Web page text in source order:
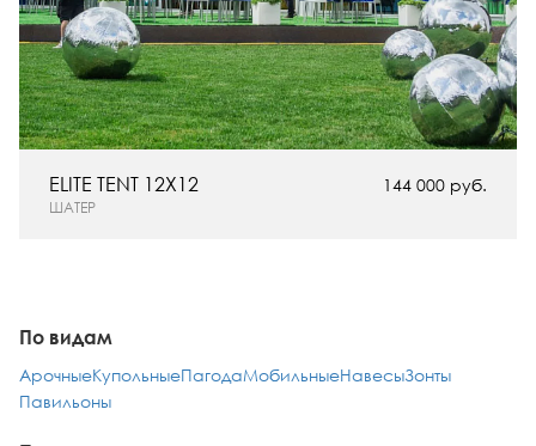
144 000 руб.
ШАТЕР
ELITE TENT 12X12
По видам
АрочныеКупольныеПагодаМобильныеНавесыЗонты
Павильоны